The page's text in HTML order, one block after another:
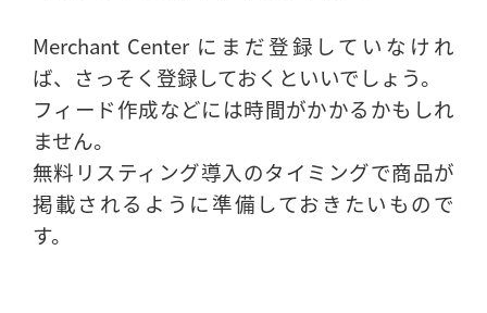
Merchant Center にまだ登録していなけれ
ば、さっそく登録しておくといいでしょう。
フィード作成などには時間がかかるかもしれ
ません。
無料リスティング導入のタイミングで商品が
掲載されるように準備しておきたいもので
す。